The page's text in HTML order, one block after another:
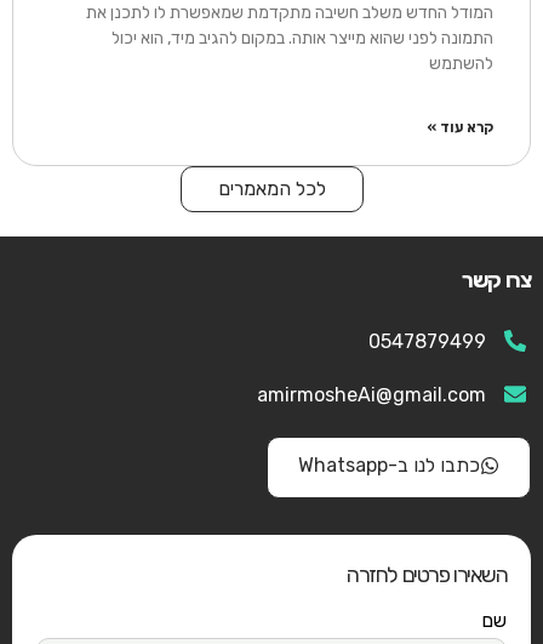
המודל החדש משלב חשיבה מתקדמת שמאפשרת לו לתכנן את
התמונה לפני שהוא מייצר אותה. במקום להגיב מיד, הוא יכול
להשתמש
קרא עוד »
לכל המאמרים
צרו קשר
0547879499
amirmosheAi@gmail.com
כתבו לנו ב-Whatsapp
השאירו פרטים לחזרה
שם